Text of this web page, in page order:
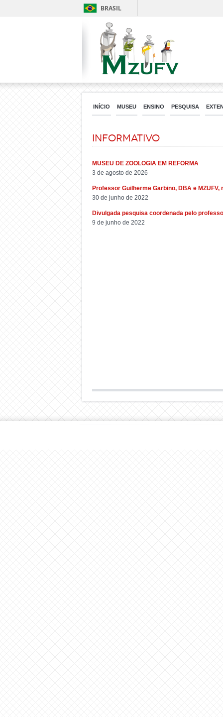
BRASIL
INÍCIO MUSEU ENSINO PESQUISA
Informativo
MUSEU DE ZOOLOGIA EM REFORMA
3 de agosto de 2026
Professor Guilherme Garbino, DBA e
30 de junho de 2022
Divulgada pesquisa coordenada pelo
9 de junho de 2022